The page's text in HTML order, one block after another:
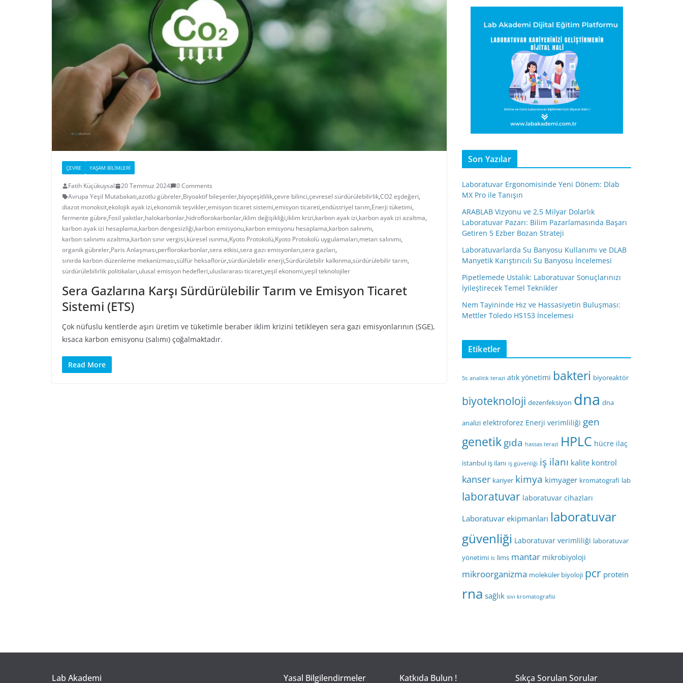
ÇEVRE YAŞAM BILIMLERI
Fatih Küçükuysal 20 Temmuz 2024
0 Comments
Avrupa Yeşil Mutabakatı,azotlu gübreler,Biyoaktif bileşenler,biyoçeşitlilik,çevre bilinci,çevresel sürdürülebilirlik,CO2 eşdeğeri,
diazot monoksit,ekolojik ayak izi,ekonomik teşvikler,emisyon ticaret sistemi,emisyon ticareti,endüstriyel tarım,Enerji tüketimi,
fermente gübre,Fosil yakıtlar,halokarbonlar,hidroflorokarbonlar,iklim değişikliği,iklim krizi,karbon ayak izi,karbon ayak izi azaltma,
karbon ayak izi hesaplama,karbon dengesizliği,karbon emisyonu,karbon emisyonu hesaplama,karbon salınımı,
karbon salınımı azaltma,karbon sınır vergisi,küresel ısınma,Kyoto Protokolü,Kyoto Protokolü uygulamaları,metan salınımı,
organik gübreler,Paris Anlaşması,perflorokarbonlar,sera etkisi,sera gazı emisyonları,sera gazları,
sınırda karbon düzenleme mekanizması,sülfür heksaflorür,sürdürülebilir enerji,Sürdürülebilir kalkınma,sürdürülebilir tarım,
sürdürülebilirlik politikaları,ulusal emisyon hedefleri,uluslararası ticaret,yeşil ekonomi,yeşil teknolojiler
Sera Gazlarına Karşı Sürdürülebilir Tarım ve Emisyon Ticaret
Sistemi (ETS)
Çok nüfuslu kentlerde aşırı üretim ve tüketimle beraber iklim krizini tetikleyen sera gazı emisyonlarının (SGE),
kısaca karbon emisyonu (salımı) çoğalmaktadır.
Read More
Son Yazılar
Laboratuvar Ergonomisinde Yeni Dönem: Dlab
MX Pro ile Tanışın
ARABLAB Vizyonu ve 2,5 Milyar Dolarlık
Laboratuvar Pazarı: Bilim Pazarlamasında Başarı
Getiren 5 Ezber Bozan Strateji
Laboratuvarlarda Su Banyosu Kullanımı ve DLAB
Manyetik Karıştırıcılı Su Banyosu İncelemesi
Pipetlemede Ustalık: Laboratuvar Sonuçlarınızı
İyileştirecek Temel Teknikler
Nem Tayininde Hız ve Hassasiyetin Buluşması:
Mettler Toledo HS153 İncelemesi
Etiketler
5s analitik terazi atık yönetimi bakteri biyoreaktör
biyoteknoloji dezenfeksiyon dna dna
analizi elektroforez Enerji verimliliği gen
genetikgıda hassas terazi HPLC hücre ilaç
istanbul iş ilanı iş güvenliği iş ilanı kalite kontrol
kanser kariyer kimya kimyager kromatografi lab
laboratuvar laboratuvar cihazları
Laboratuvar ekipmanları laboratuvar
güvenliği Laboratuvar verimliliği laboratuvar
yönetimi lc lims mantar mikrobiyoloji
mikroorganizma moleküler biyoloji pcr protein
rna sağlık sıvı kromatografisi
Lab Akademi Yasal Bilgilendirmeler Katkıda Bulun ! Sıkça Sorulan Sorular